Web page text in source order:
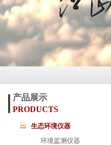
产品展示
PRODUCTS
生态环境仪器
环境监测仪器